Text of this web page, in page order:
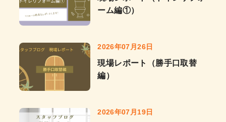
ーム編①）
2026年07月26日
現場レポート（勝手口取替
編）
2026年07月19日